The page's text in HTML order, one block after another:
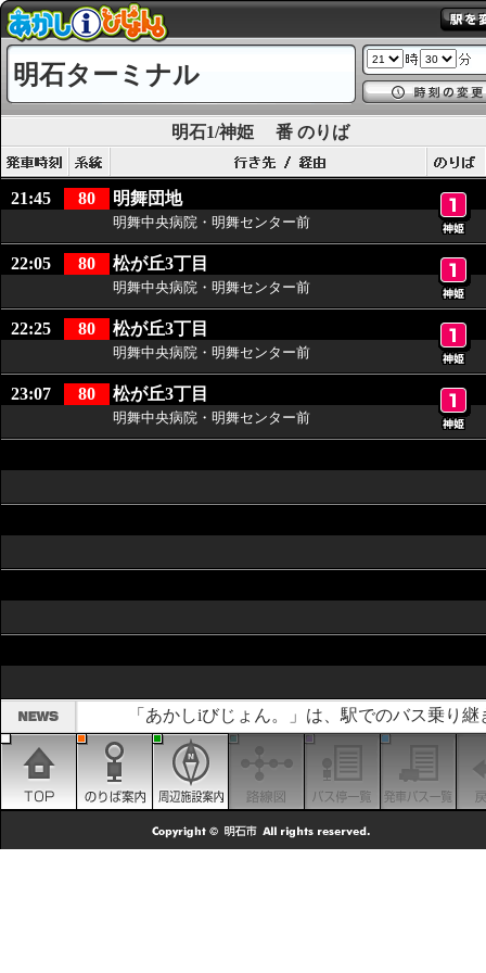
明石ターミナル
明石1/神姫 番 のりば
21:45 80 明舞団地
明舞中央病院・明舞センター前
22:05 80 松が丘3丁目
明舞中央病院・明舞センター前
22:25 80 松が丘3丁目
明舞中央病院・明舞センター前
23:07 80 松が丘3丁目
明舞中央病院・明舞センター前
「あかしiびじょん。」は、駅でのバス乗り